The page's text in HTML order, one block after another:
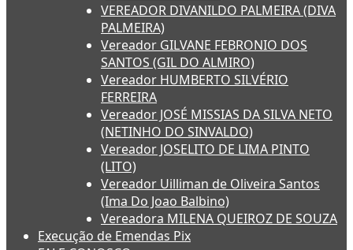
VEREADOR DIVANILDO PALMEIRA (DIVA
PALMEIRA)
Vereador GILVANE FEBRONIO DOS
SANTOS (GIL DO ALMIRO)
Vereador HUMBERTO SILVÉRIO
FERREIRA
Vereador JOSÉ MISSIAS DA SILVA NETO
(NETINHO DO SINVALDO)
Vereador JOSELITO DE LIMA PINTO
(LITO)
Vereador Uilliman de Oliveira Santos
(Ima Do Joao Balbino)
Vereadora MILENA QUEIROZ DE SOUZA
Execução de Emendas Pix